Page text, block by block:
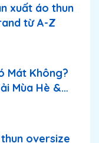
xuất áo thun
từ A-Z
Mát Không?
Mùa Hè &
oversize